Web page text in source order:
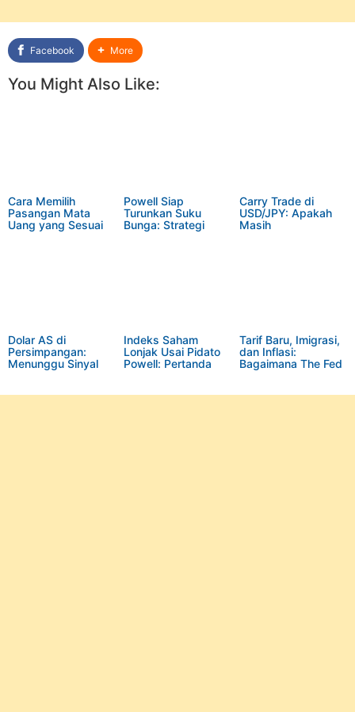
Facebook More
You Might Also Like:
Cara Memilih
Pasangan Mata
Uang yang Sesuai
Powell Siap
Turunkan Suku
Bunga: Strategi
Carry Trade di
USD/JPY: Apakah
Masih
Dolar AS di
Persimpangan:
Menunggu Sinyal
Indeks Saham
Lonjak Usai Pidato
Powell: Pertanda
Tarif Baru, Imigrasi,
dan Inflasi:
Bagaimana The Fed